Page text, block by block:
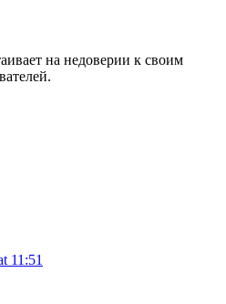
на недоверии к своим
11:51